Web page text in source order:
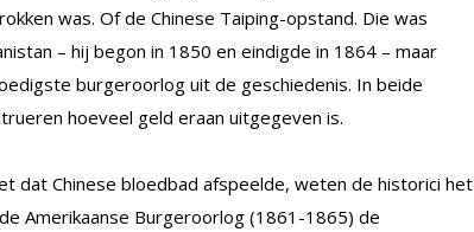
was. Of de Chinese Taiping-opstand. Die was
– hij begon in 1850 en eindigde in 1864 – maar
burgeroorlog uit de geschiedenis. In beide
hoeveel geld eraan uitgegeven is.
dat Chinese bloedbad afspeelde, weten de historici het
Amerikaanse Burgeroorlog (1861-1865) de